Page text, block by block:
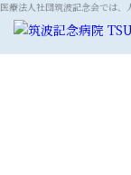
医療法人社団筑波記念会では